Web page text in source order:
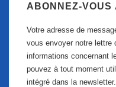
ABONNEZ-VOUS
Votre adresse de
vous envoyer notre lettre
informations concernant
pouvez à tout moment
intégré dans la newsletter.